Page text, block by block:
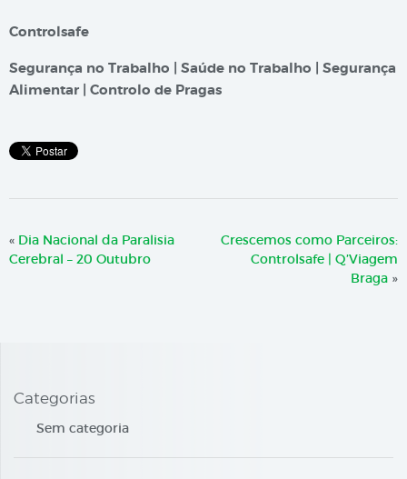
Controlsafe
Segurança no Trabalho | Saúde no Trabalho | Segurança
Alimentar | Controlo de Pragas
« Dia Nacional da Paralisia
Cerebral – 20 Outubro
Crescemos como Parceiros:
Controlsafe | Q’Viagem
Braga »
Categorias
Sem categoria